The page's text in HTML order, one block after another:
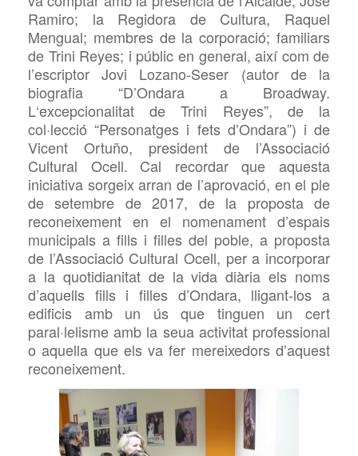
Ramiro; la Regidora de Cultura, Raquel
Mengual; membres de la corporació; familiars
de Trini Reyes; i públic en general, així com de
l’escriptor Jovi Lozano-Seser (autor de la
biografia “D’Ondara a Broadway.
L‘excepcionalitat de Trini Reyes”, de la
col·lecció “Personatges i fets d’Ondara”) i de
Vicent Ortuño, president de l’Associació
Cultural Ocell.
Cal recordar que aquesta
iniciativa sorgeix arran de l’aprovació, en el ple
de setembre de 2017, de la proposta de
reconeixement en el nomenament d’espais
municipals a fills i filles del poble, a proposta
de l’Associació Cultural Ocell, per a incorporar
a la quotidianitat de la vida diària els noms
d’aquells fills i filles d’Ondara, lligant-los a
edificis amb un ús que tinguen un cert
paral·lelisme amb la seua activitat professional
o aquella que els va fer mereixedors d’aquest
reconeixement.